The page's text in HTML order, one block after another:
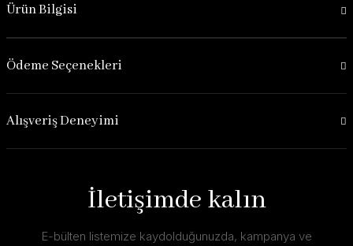
Ürün Bilgisi
Ödeme Seçenekleri
Alışveriş Deneyimi
İletişimde kalın
E-bülten listemize kaydolduğunuzda, kampanya ve